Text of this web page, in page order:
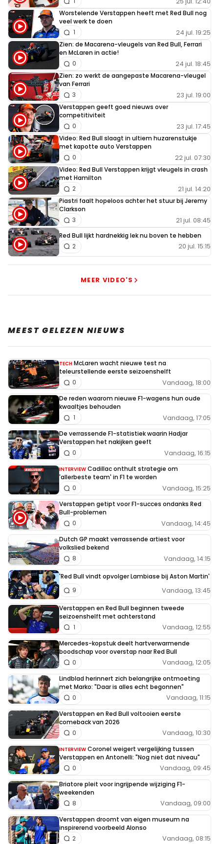
Worstelende Verstappen heeft met Red Bull nog
veel werk te doen
24 jul. 19:25
1
Zien: de Macarena-vleugels van Red Bull, Ferrari
en McLaren in actie!
24 jul. 18:45
0
Zien: zo werkt de aangepaste Macarena-vleugel
van Ferrari
23 jul. 19:00
3
Verstappen geeft goed nieuws over
competitiviteit
23 jul. 17:45
0
Video: Red Bull slaagt in ultiem huzarenstukje
met kapotte auto Verstappen
22 jul. 07:30
0
Video: Red Bull Verstappen krijgt vleugels in crash
met Hamilton
21 jul. 14:20
2
Piastri faalt hopeloos achter het stuur bij Jeremy
Clarkson
21 jul. 08:45
3
Red Bull lijkt hardnekkig lek nu boven te hebben
20 jul. 15:15
2
MEER VIDEO'S
MEEST GELEZEN NIEUWS
TECH McLaren wacht nieuwe test na
teleurstellende eerste seizoenshelft
Vandaag, 18:00
0
De reden waarom nieuwe F1-wagens hun oude
kwaaltjes behouden
Vandaag, 17:05
1
De verrassende F1-statistiek waarin Hadjar
Verstappen het nakijken geeft
Vandaag, 16:15
0
INTERVIEW Cadillac onthult strategie om
'allerbeste team' in F1 te worden
Vandaag, 15:25
0
Verstappen getipt voor F1-succes ondanks Red
Bull-problemen
Vandaag, 14:45
0
Dutch GP maakt verrassende artiest voor
volkslied bekend
Vandaag, 14:15
8
'Red Bull vindt opvolger Lambiase bij Aston Martin'
Vandaag, 13:45
9
Verstappen en Red Bull beginnen tweede
seizoenshelft met achterstand
Vandaag, 12:55
1
Mercedes-kopstuk deelt hartverwarmende
boodschap voor overstap naar Red Bull
Vandaag, 12:05
0
Lindblad herinnert zich belangrijke ontmoeting
met Marko: "Daar is alles echt begonnen"
Vandaag, 11:15
0
Verstappen en Red Bull voltooien eerste
comeback van 2026
Vandaag, 10:30
0
INTERVIEW Coronel weigert vergelijking tussen
Verstappen en Antonelli: "Nog niet dat niveau"
Vandaag, 09:45
0
Briatore pleit voor ingrijpende wijziging F1-
weekenden
Vandaag, 09:00
8
Verstappen droomt van eigen museum na
inspirerend voorbeeld Alonso
Vandaag, 08:15
2